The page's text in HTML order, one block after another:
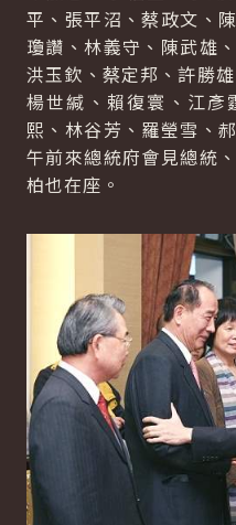
平、張平沼、蔡政文、
瓊讚、林義守、陳武雄
洪玉欽、蔡定邦、許勝
楊世緘、賴復寰、江彥
熙、林谷芳、羅瑩雪、
午前來總統府會見總統
柏也在座。